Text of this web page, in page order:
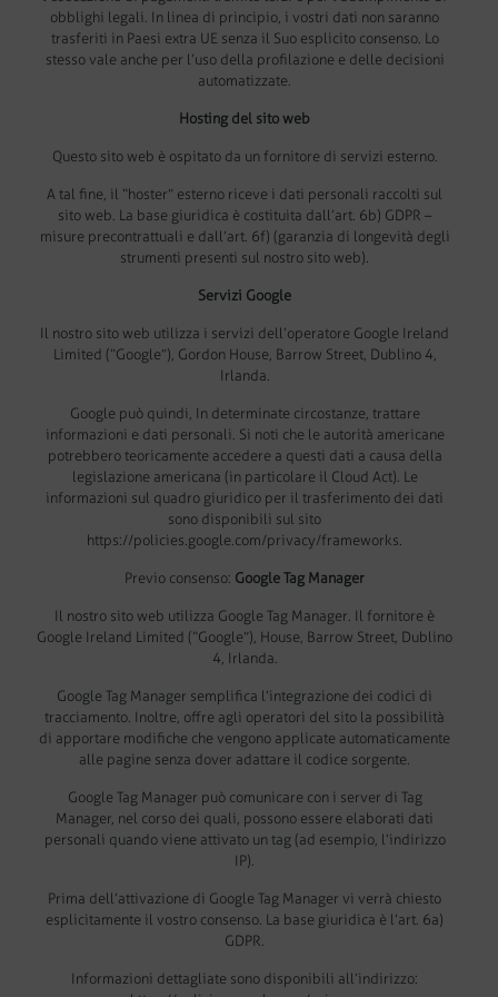
obblighi legali. In linea di principio, i vostri dati non saranno
trasferiti in Paesi extra UE senza il Suo esplicito consenso. Lo
stesso vale anche per l’uso della profilazione e delle decisioni
automatizzate.
Hosting del sito web
Questo sito web è ospitato da un fornitore di servizi esterno.
A tal fine, il “hoster” esterno riceve i dati personali raccolti sul
sito web. La base giuridica è costituita dall’art. 6b) GDPR –
misure precontrattuali e dall’art. 6f) (garanzia di longevità degli
strumenti presenti sul nostro sito web).
Servizi Google
Il nostro sito web utilizza i servizi dell’operatore Google Ireland
Limited (“Google”), Gordon House, Barrow Street, Dublino 4,
Irlanda.
Google può quindi, In determinate circostanze, trattare
informazioni e dati personali. Si noti che le autorità americane
potrebbero teoricamente accedere a questi dati a causa della
legislazione americana (in particolare il Cloud Act). Le
informazioni sul quadro giuridico per il trasferimento dei dati
sono disponibili sul sito
https://policies.google.com/privacy/frameworks.
Previo consenso: Google Tag Manager
Il nostro sito web utilizza Google Tag Manager. Il fornitore è
Google Ireland Limited (“Google”), House, Barrow Street, Dublino
4, Irlanda.
Google Tag Manager semplifica l’integrazione dei codici di
tracciamento. Inoltre, offre agli operatori del sito la possibilità
di apportare modifiche che vengono applicate automaticamente
alle pagine senza dover adattare il codice sorgente.
Google Tag Manager può comunicare con i server di Tag
Manager, nel corso dei quali, possono essere elaborati dati
personali quando viene attivato un tag (ad esempio, l’indirizzo
IP).
Prima dell’attivazione di Google Tag Manager vi verrà chiesto
esplicitamente il vostro consenso. La base giuridica è l’art. 6a)
GDPR.
Informazioni dettagliate sono disponibili all’indirizzo: